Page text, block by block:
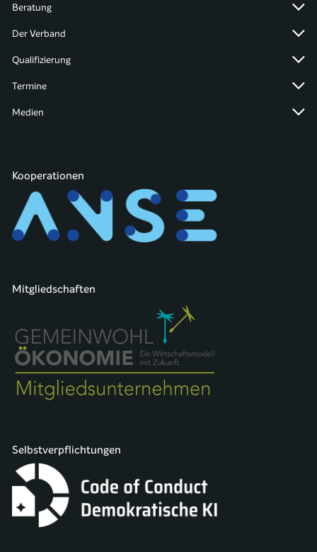
Beratung
Der Verband
Qualifizierung
Termine
Medien
Kooperationen
Mitgliedschaften
Selbstverpflichtungen